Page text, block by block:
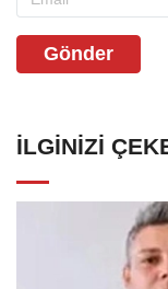
Gönder
İLGINIZI